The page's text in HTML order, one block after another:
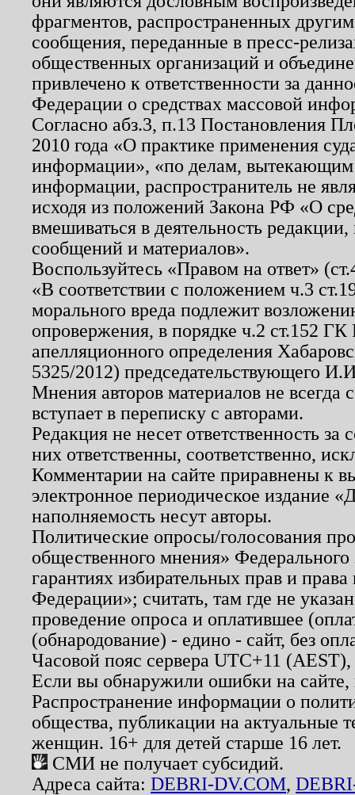
фрагментов, распространенных
сообщения, переданные в пресс-
общественных организаций и
привлечено к ответственности за
Федерации о средствах массовой
Согласно абз.3, п.13 Постановления
2010 года «О практике применения
информации», «по делам, вытекающим
информации, распространитель не
исходя из положений Закона РФ «О
вмешиваться в деятельность
сообщений и материалов».
Воспользуйтесь «Правом на ответ»
«В соответствии с положением ч.3
морального вреда подлежит
опровержения, в порядке ч.2 ст.152
апелляционного определения
5325/2012) председательствующего
Мнения авторов материалов не
вступает в переписку с авторами.
Редакция не несет ответственность
них ответственны, соответственно,
Комментарии на сайте приравнены к
электронное периодическое издание
наполняемость несут авторы.
Политические опросы/голосования
общественного мнения»
гарантиях избирательных прав и
Федерации»; считать, там где не
проведение опроса и оплатившее
(обнародование) - едино - сайт, без
Часовой пояс сервера UTC+11
Если вы обнаружили ошибки на
Распространение информации о
общества, публикации на актуальные
женщин. 16+ для детей старше 16 лет.
СМИ не получает субсидий.
Адреса сайта: DEBRI-DV.COM,